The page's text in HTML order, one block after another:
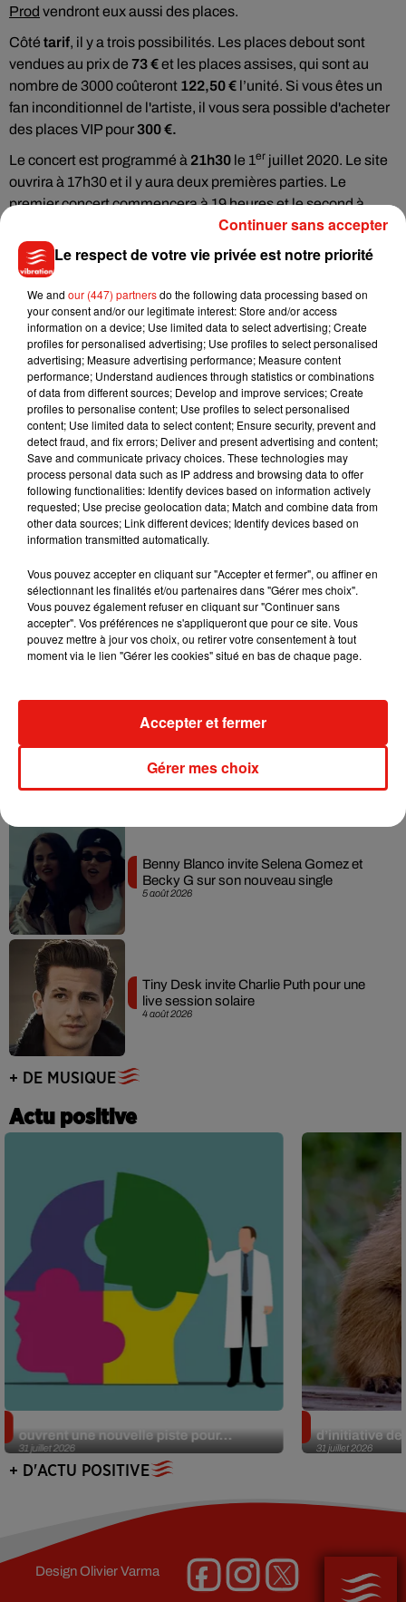
Prod vendront eux aussi des places.
Côté tarif, il y a trois possibilités. Les places debout sont
vendues au prix de 73 €et les places assises, qui sont au
nombre de 3000 coûteront 122,50 € l’unité. Si vous êtes un
fan inconditionnel de l'artiste, il vous sera possible d'acheter
des places VIP pour300 €.
Le concert est programmé à 21h30 le 1er juillet 2020. Le site
ouvrira à 17h30 et il y aura deux premières parties. Le
premier concert commencera à 19 heures et le second à
Musique
7 août 2026
Julien Lieb s’essaye à la vie de chatelain
dans son nouveau clip
7 août 2026
Madonna sort enfin le remix de « Love
Sensation » avec Kylie Minogue
7 août 2026
Tayc et Didi B dévoilent le single le plus
dansant de l’année
7 août 2026
collaboration tant attendue
5 août 2026
Benny Blanco invite Selena Gomez et
Becky G sur son nouveau single
4 août 2026
Tiny Desk invite Charlie Puth pour une
live session solaire
+ DE MUSIQUE
Actu positive
31 juillet 2026
ouvrent une nouvelle piste pour...
31 juillet 2026
d’initiative
+ D'ACTU POSITIVE
DesignOlivier Varma
Le respect de votre vie privée est notre priorité
We and our (447) partnersdo the following data processing based on
your consent and/or our legitimate interest: Store and/or access
information on a device; Use limited data to select advertising; Create
profiles for personalised advertising; Use profiles to select personalised
advertising; Measure advertising performance; Measure content
performance; Understand audiences through statistics or combinations
of data from different sources; Develop and improve services; Create
profiles to personalise content; Use profiles to select personalised
content; Use limited data to select content; Ensure security, prevent and
detect fraud, and fix errors; Deliver and present advertising and content;
Save and communicate privacy choices. These technologies may
process personal data such as IP address and browsing data to offer
following functionalities: Identify devices based on information actively
requested; Use precise geolocation data; Match and combine data from
other data sources; Link different devices; Identify devices based on
information transmitted automatically.
Vous pouvez accepter en cliquant sur "Accepter et fermer", ou affiner en
sélectionnant les finalités et/ou partenaires dans "Gérer mes choix".
Vous pouvez également refuser en cliquant sur "Continuer sans
accepter". Vos préférences ne s'appliqueront que pour ce site. Vous
pouvez mettre à jour vos choix, ou retirer votre consentement à tout
moment via le lien "Gérer les cookies" situé en bas de chaque page.
Gérer mes choix
Accepter et fermer
Continuer sans accepter